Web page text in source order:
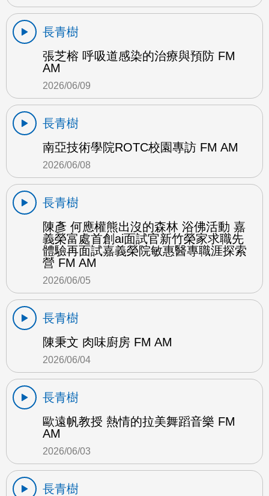
長青樹
張芝榕 呼吸道感染的治療與預防 FM
AM
2026/06/09
長青樹
南亞技術學院ROTC校園專訪 FM AM
2026/06/08
長青樹
陳彥 何應權熊出沒的森林 浴佛活動 嘉
義榮富處首創ai面試官新竹榮家求職先
體驗再面試嘉義榮院敏惠醫專職涯探索
營 FM AM
2026/06/05
長青樹
陳秉文 肉味廚房 FM AM
2026/06/04
長青樹
歐遠帆教授 熱情的拉美舞蹈音樂 FM
AM
2026/06/03
長青樹